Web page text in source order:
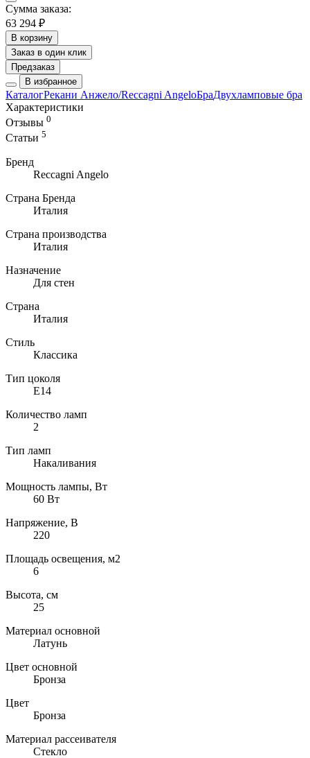
Сумма заказа:
63 294 ₽
В корзину
Заказ в один клик
Предзаказ
В избранное
КаталогРекани Анжело/Reccagni AngeloБраДвухламповые бра
Характеристики
Отзывы 0
Статьи 5
Бренд
Reccagni Angelo
Страна Бренда
Италия
Страна производства
Италия
Назначение
Для стен
Страна
Италия
Стиль
Классика
Тип цоколя
E14
Количество ламп
2
Тип ламп
Накаливания
Мощность лампы, Вт
60 Вт
Напряжение, В
220
Площадь освещения, м2
6
Высота, см
25
Материал основной
Латунь
Цвет основной
Бронза
Цвет
Бронза
Материал рассеивателя
Стекло